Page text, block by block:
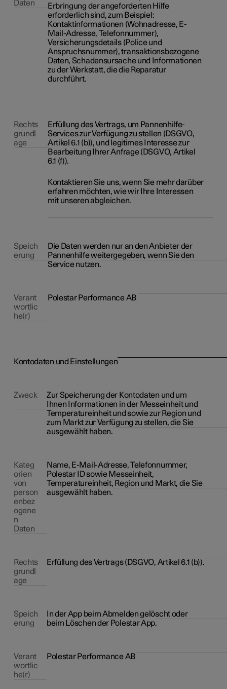
Daten
Erbringung der angeforderten Hilfe
erforderlich sind, zum Beispiel:
Kontaktinformationen (Wohnadresse, E-
Mail-Adresse, Telefonnummer),
Versicherungsdetails (Police und
Anspruchsnummer), transaktionsbezogene
Daten, Schadensursache und Informationen
zu der Werkstatt, die die Reparatur
durchführt.
Rechts
grundl
age
Erfüllung des Vertrags, um Pannenhilfe-
Services zur Verfügung zu stellen (DSGVO,
Artikel 6.1 (b)), und legitimes Interesse zur
Bearbeitung Ihrer Anfrage (DSGVO, Artikel
6.1 (f)).
Kontaktieren Sie uns, wenn Sie mehr darüber
erfahren möchten, wie wir Ihre Interessen
mit unseren abgleichen.
Speich
erung
Die Daten werden nur an den Anbieter der
Pannenhilfe weitergegeben, wenn Sie den
Service nutzen.
Verant
wortlic
he(r)
Polestar Performance AB
Kontodaten und Einstellungen
Zweck
Zur Speicherung der Kontodaten und um
Ihnen Informationen in der Messeinheit und
Temperatureinheit und sowie zur Region und
zum Markt zur Verfügung zu stellen, die Sie
ausgewählt haben.
Kateg
orien
von
person
enbez
ogene
n
Daten
Name, E-Mail-Adresse, Telefonnummer,
Polestar ID sowie Messeinheit,
Temperatureinheit, Region und Markt, die Sie
ausgewählt haben.
Rechts
grundl
age
Erfüllung des Vertrags (DSGVO, Artikel 6.1 (b)).
Speich
erung
In der App beim Abmelden gelöscht oder
beim Löschen der Polestar App.
Verant
wortlic
he(r)
Polestar Performance AB